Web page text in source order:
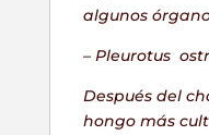
algunos
– Pleurotus
Después del
hongo más